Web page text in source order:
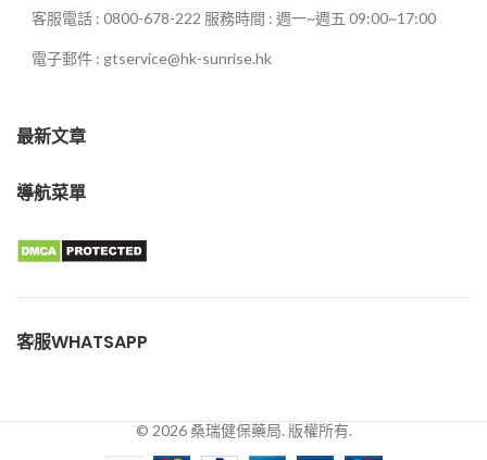
客服電話 : 0800-678-222 服務時間 : 週一~週五 09:00~17:00
電子郵件 : gtservice@hk-sunrise.hk
最新文章
導航菜單
客服WHATSAPP
© 2026 桑瑞健保藥局. 版權所有.